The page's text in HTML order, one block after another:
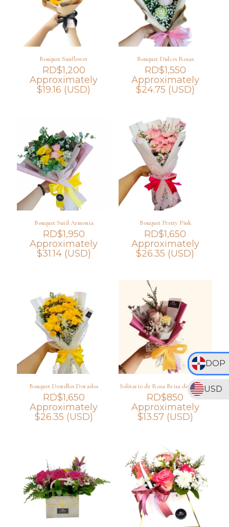
DOP
USD
Bouquet Sunflower
RD$1,200
Approximately
$19.16 (USD)
Bouquet Dulces Rosas
RD$1,550
Approximately
$24.75 (USD)
Bouquet Sutil Armonía
RD$1,950
Approximately
$31.14(USD)
Bouquet Pretty Pink
RD$1,650
Approximately
$26.35 (USD)
Bouquet Destellos Dorados
RD$1,650
Approximately
$26.35 (USD)
Solitario de Rosa Brisa de Encanto
RD$850
Approximately
$13.57(USD)